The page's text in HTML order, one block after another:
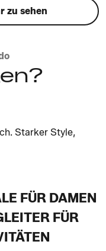
zu sehen
Starker Style,
FÜR DAMEN
FÜR